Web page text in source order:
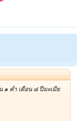
ค่ำ เดือน ๘ ปีมะเมีย